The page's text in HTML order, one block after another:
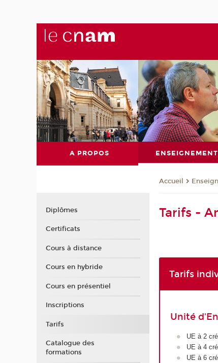
A PROPOS
Accueil
Tarifs -
Tarifs
Unité
UE à 2
UE à 4
UE à 6
Diplômes
Certificats
Cours à distance
Cours en hybride
Cours en présentiel
Inscriptions
Tarifs
Catalogue des
formations